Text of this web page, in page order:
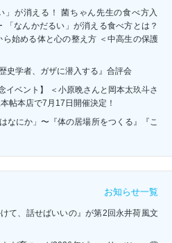
」が消える！ 菌ちゃん先生の食べ方入
「なんかだるい」が消える食べ方とは？
始める体と心の整え方 ＜中高生の保護
史学者、ガザに潜入する』合評会
イベント】 ＜小原晩さんと岡本太玖斗さ
帖本店で7月17日開催決定！
なにか」〜『体の居場所をつくる』『こ
お知らせ一覧
て、話せばいいの』が第2回永井荷風文